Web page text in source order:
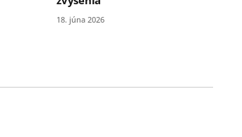
18. júna 2026